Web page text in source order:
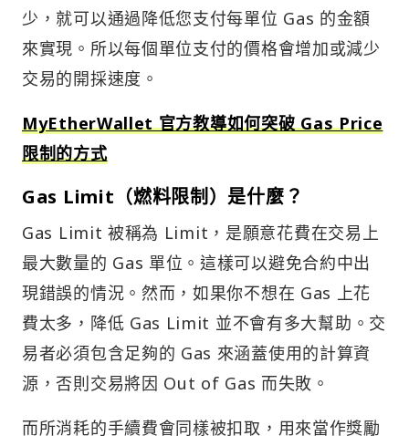
少，就可以通過降低您支付每單位 Gas 的金額
來實現。所以每個單位支付的價格會增加或減少
交易的開採速度。
MyEtherWallet 官方教導如何突破 Gas Price
限制的方式
Gas Limit（燃料限制）是什麼？
Gas Limit 被稱為 Limit，是願意花費在交易上
最大數量的 Gas 單位。這樣可以避免合約中出
現錯誤的情況。然而，如果你不想在 Gas 上花
費太多，降低 Gas Limit 並不會有多大幫助。交
易者必須包含足夠的 Gas 來涵蓋使用的計算資
源，否則交易將因 Out of Gas 而失敗。
而所消耗的手續費會同樣被扣取，用來當作獎勵